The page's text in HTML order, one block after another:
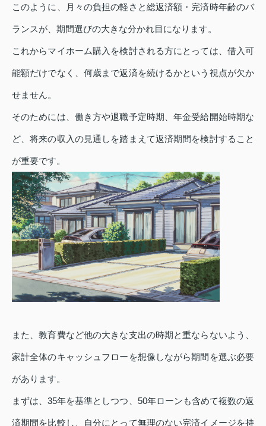
このように、月々の負担の軽さと総返済額・完済時年齢のバ
ランスが、期間選びの大きな分かれ目になります。
これからマイホーム購入を検討される方にとっては、借入可
能額だけでなく、何歳まで返済を続けるかという視点が欠か
せません。
そのためには、働き方や退職予定時期、年金受給開始時期な
ど、将来の収入の見通しを踏まえて返済期間を検討すること
が重要です。
また、教育費など他の大きな支出の時期と重ならないよう、
家計全体のキャッシュフローを想像しながら期間を選ぶ必要
があります。
まずは、35年を基準としつつ、50年ローンも含めて複数の返
済期間を比較し、自分にとって無理のない完済イメージを持